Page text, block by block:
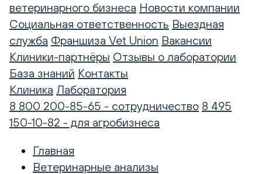
ветеринарного бизнеса Новости компании
Социальная ответственность Выездная
служба Франшиза Vet Union Вакансии
Клиники-партнёры Отзывы о лаборатории
База знаний Контакты
Клиника Лаборатория
8 800 200-85-65 - сотрудничество 8 495
150-10-82 - для агробизнеса
Главная
Ветеринарные анализы